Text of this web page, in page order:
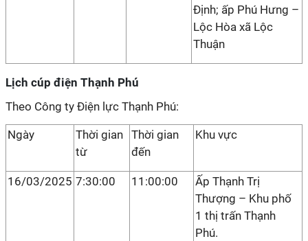
Định; ấp Phú Hưng –
Lộc Hòa xã Lộc
Thuận
Lịch cúp điện Thạnh Phú
Theo Công ty Điện lực Thạnh Phú:
Ngày
Thời gian
từ
Thời gian
đến
Khu vực
16/03/2025 7:30:00 11:00:00
Ấp Thạnh Trị
Thượng – Khu phố
1 thị trấn Thạnh
Phú.